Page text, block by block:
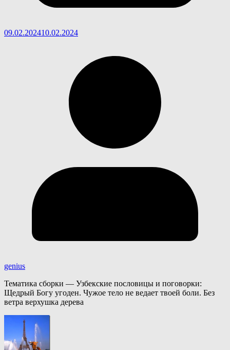
09.02.202410.02.2024
genius
Тематика сборки — Узбекские пословицы и поговорки:
Щедрый Богу угоден. Чужое тело не ведает твоей боли. Без
ветра верхушка дерева